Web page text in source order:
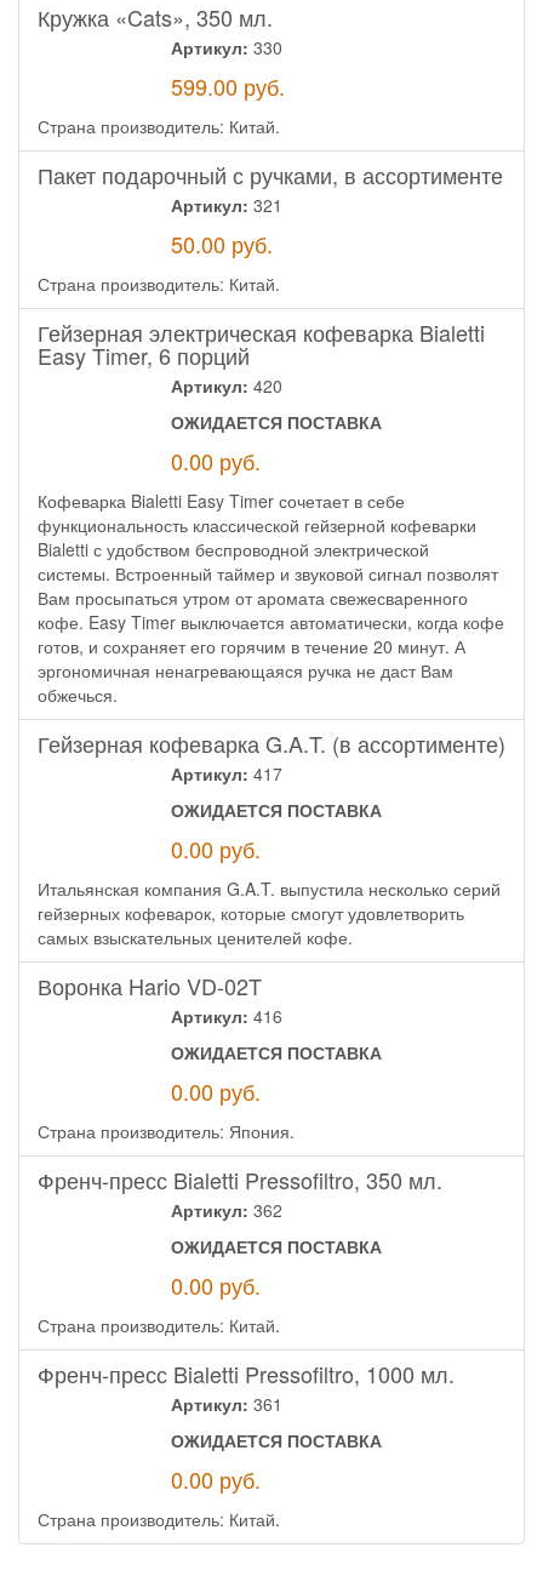
Кружка «Cats», 350 мл.
Артикул: 330
599.00 руб.
Страна производитель: Китай.
Пакет подарочный с ручками, в ассортименте
Артикул: 321
50.00 руб.
Страна производитель: Китай.
Гейзерная электрическая кофеварка Bialetti
Easy Timer, 6 порций
Артикул: 420
ОЖИДАЕТСЯ ПОСТАВКА
0.00 руб.
Кофеварка Bialetti Easy Timer сочетает в себе
функциональность классической гейзерной кофеварки
Bialetti с удобством беспроводной электрической
системы. Встроенный таймер и звуковой сигнал позволят
Вам просыпаться утром от аромата свежесваренного
кофе. Easy Timer выключается автоматически, когда кофе
готов, и сохраняет его горячим в течение 20 минут. А
эргономичная ненагревающаяся ручка не даст Вам
обжечься.
Гейзерная кофеварка G.A.T. (в ассортименте)
Артикул: 417
ОЖИДАЕТСЯ ПОСТАВКА
0.00 руб.
Итальянская компания G.A.T. выпустила несколько серий
гейзерных кофеварок, которые смогут удовлетворить
самых взыскательных ценителей кофе.
Воронка Hario VD-02T
Артикул: 416
ОЖИДАЕТСЯ ПОСТАВКА
0.00 руб.
Страна производитель: Япония.
Френч-пресс Bialetti Pressofiltro, 350 мл.
Артикул: 362
ОЖИДАЕТСЯ ПОСТАВКА
0.00 руб.
Страна производитель: Китай.
Френч-пресс Bialetti Pressofiltro, 1000 мл.
Артикул: 361
ОЖИДАЕТСЯ ПОСТАВКА
0.00 руб.
Страна производитель: Китай.